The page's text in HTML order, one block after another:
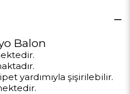
Balon
yardımıyla şişirilebilir.